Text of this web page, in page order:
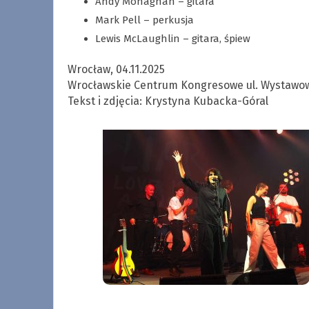
Mark Pell – perkusja
Lewis McLaughlin – gitara, śpiew
Wrocław, 04.11.2025
Wrocławskie Centrum Kongresowe ul.
Tekst i zdjęcia: Krystyna Kubacka-Góral